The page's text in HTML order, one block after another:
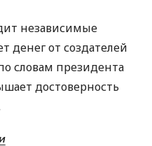
независимые
денег от создателей
словам президента
достоверность